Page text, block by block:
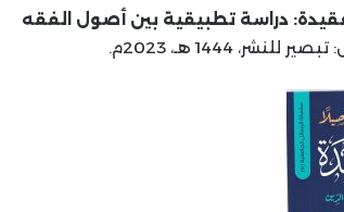
دراسة تطبيقية بين أصول الفقه
1444 هـ، 2023م.